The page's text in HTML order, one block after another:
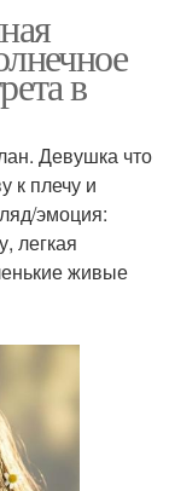
в
Девушка что
к плечу и
эмоция:
легкая
живые